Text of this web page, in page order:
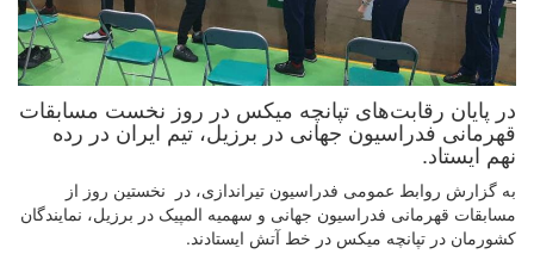
در پایان رقابت‌های تپانچه میکس در روز نخست مسابقات
قهرمانی فدراسیون جهانی در برزیل، تیم ایران در رده
نهم ایستاد.
به گزارش روابط عمومی فدراسیون تیراندازی، در نخستین روز از
مسابقات قهرمانی فدراسیون جهانی و سهمیه المپیک در برزیل، نمایندگان
کشورمان در تپانچه میکس در خط آتش ایستادند.